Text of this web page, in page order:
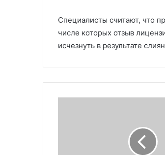
Специалисты считают, что
числе которых отзыв
исчезнуть в результате